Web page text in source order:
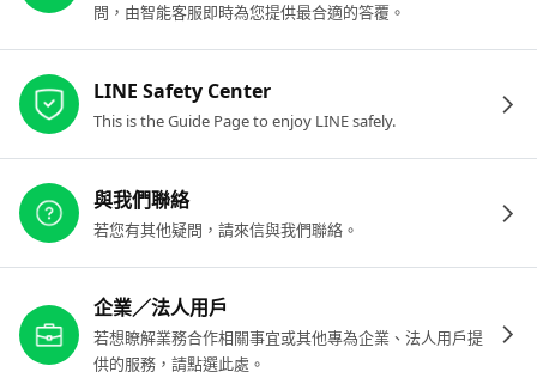
問，由智能客服即時為您提供最合適的答覆。
LINE Safety Center
This is the Guide Page to enjoy LINE safely.
與我們聯絡
若您有其他疑問，請來信與我們聯絡。
企業／法人用戶
若想瞭解業務合作相關事宜或其他專為企業、法人用戶提
供的服務，請點選此處。